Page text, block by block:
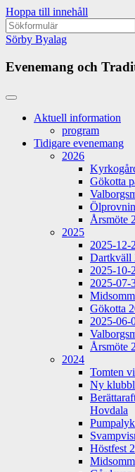
Hoppa till innehåll
Sök
efter:
Sörby Byalag
Evenemang och
Aktuell information
program
Tidigare evenemang
2026
Gökotta
Årsmöte
2025
2025-12-
Dartkväll
2025-10-
2025-07-
Gökotta
2025-06-
Årsmöte
2024
Tomten
Ny
Hovdala
Höstfest